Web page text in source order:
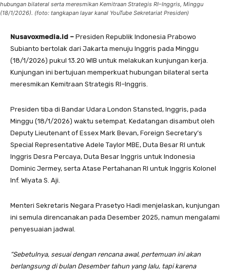
hubungan bilateral serta meresmikan Kemitraan Strategis RI–Inggris, Minggu
(18/1/2026). (foto: tangkapan layar kanal YouTube Sekretariat Presiden)
Nusavoxmedia.id – Presiden Republik Indonesia Prabowo
Subianto bertolak dari Jakarta menuju Inggris pada Minggu
(18/1/2026) pukul 13.20 WIB untuk melakukan kunjungan kerja.
Kunjungan ini bertujuan memperkuat hubungan bilateral serta
meresmikan Kemitraan Strategis RI–Inggris.
Presiden tiba di Bandar Udara London Stansted, Inggris, pada
Minggu (18/1/2026) waktu setempat. Kedatangan disambut oleh
Deputy Lieutenant of Essex Mark Bevan, Foreign Secretary’s
Special Representative Adele Taylor MBE, Duta Besar RI untuk
Inggris Desra Percaya, Duta Besar Inggris untuk Indonesia
Dominic Jermey, serta Atase Pertahanan RI untuk Inggris Kolonel
Inf. Wiyata S. Aji.
Menteri Sekretaris Negara Prasetyo Hadi menjelaskan, kunjungan
ini semula direncanakan pada Desember 2025, namun mengalami
penyesuaian jadwal.
“Sebetulnya, sesuai dengan rencana awal, pertemuan ini akan
berlangsung di bulan Desember tahun yang lalu, tapi karena